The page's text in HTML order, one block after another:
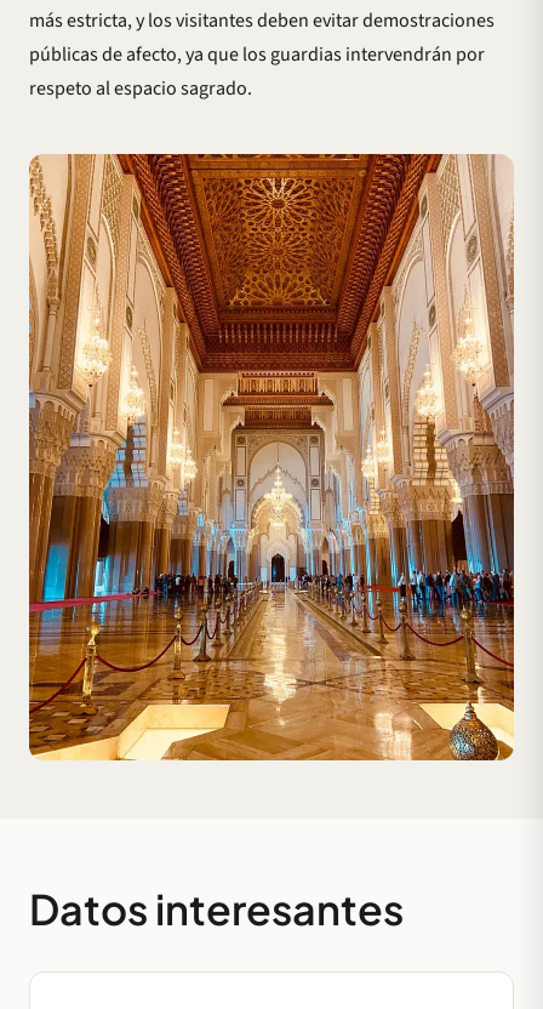
más estricta, y los visitantes deben evitar demostraciones
públicas de afecto, ya que los guardias intervendrán por
respeto al espacio sagrado.
Datos interesantes